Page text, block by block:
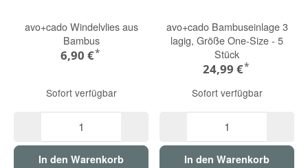
avo+cado Windelvlies aus
Bambus
6,90 €*
Sofort verfügbar
In den Warenkorb
avo+cado Bambuseinlage 3
lagig, Größe One-Size - 5
Stück
24,99 €*
Sofort verfügbar
In den Warenkorb